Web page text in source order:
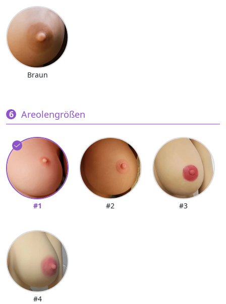
Braun
Areolengrößen
#1 #2 #3
#4